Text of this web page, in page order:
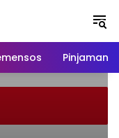
Pinjaman